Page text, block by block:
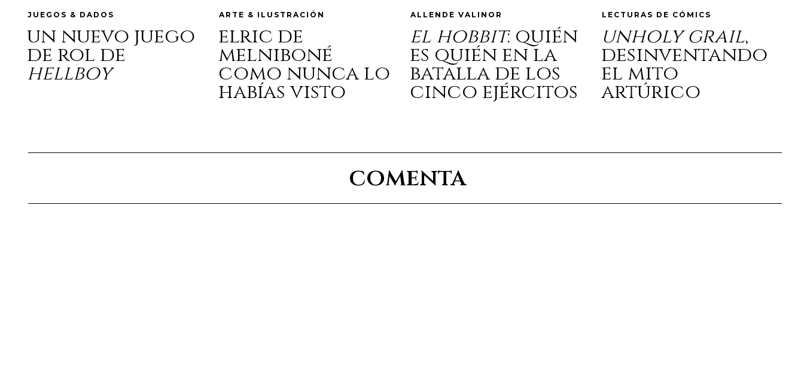
JUEGOS & DADOS
un nuevo juego
de rol de
hellboy
ARTE & ILUSTRACIÓN
elric de
melniboné
como nunca lo
habías visto
ALLENDE VALINOR
el hobbit: quién
es quién en la
batalla de los
cinco ejércitos
LECTURAS DE CÓMICS
unholy grail,
desinventando
el mito
artúrico
comenta